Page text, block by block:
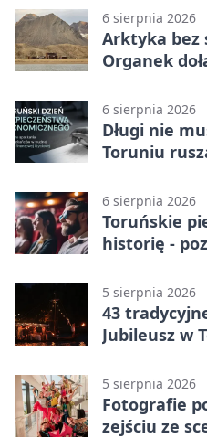
6 sierpnia 2026
Arktyka bez
Organek
6 sierpnia 2026
Długi nie
Toruniu
6 sierpnia 2026
Toruńskie
historię -
5 sierpnia 2026
43
Jubileusz w
5 sierpnia 2026
Fotografie
zejściu ze